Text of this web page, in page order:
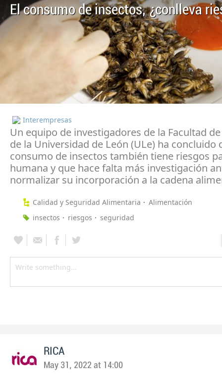
El consumo de insectos, ¿conlleva
Interempresas
Un equipo de investigadores de la Facultad
de la Universidad de León (ULe) ha concluido
consumo de insectos también tiene riesgos
humana y que hace falta más investigación
normalizar su incorporación a la cadena
Calidad y Seguridad Alimentaria
Alimentación
insectos
riesgos seguridad
RICA
May 31, 2022 at 14:00